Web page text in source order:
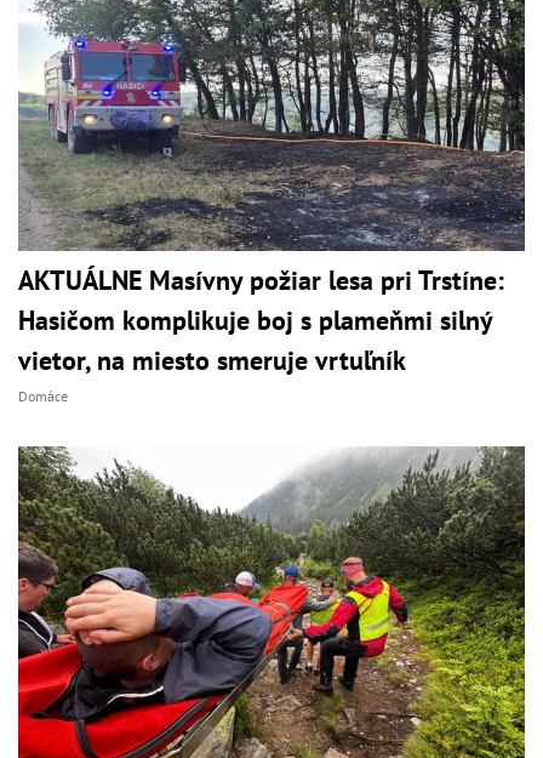
AKTUÁLNE Masívny požiar lesa pri Trstíne:
Hasičom komplikuje boj s plameňmi silný
vietor, na miesto smeruje vrtuľník
Domáce